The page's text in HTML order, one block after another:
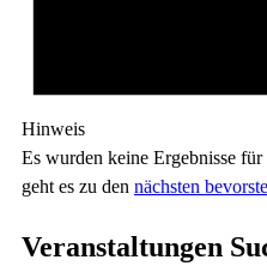
Hinweis
Es wurden keine Ergebnisse
geht es zu den nächsten
Veranstaltungen